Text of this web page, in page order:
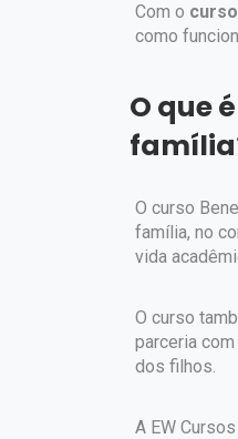
Com o
como
O que
O curso
família, no
vida
O curso
parceria
dos filhos.
A EW